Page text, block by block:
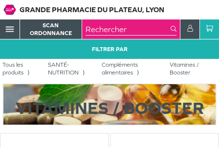
GRANDE PHARMACIE DU PLATEAU, LYON
menu
SCAN
ORDONNANCE
Tous les
produits
SANTÉ-
NUTRITION
Compléments
alimentaires
Vitamines /
Booster
FILTRER PAR
VITAMINES / BOOSTER